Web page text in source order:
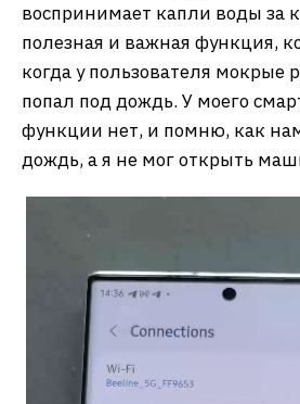
воспринимает капли воды за
полезная и важная функция,
когда у пользователя мокрые
попал под дождь. У моего
функции нет, и помню, как
дождь, а я не мог открыть